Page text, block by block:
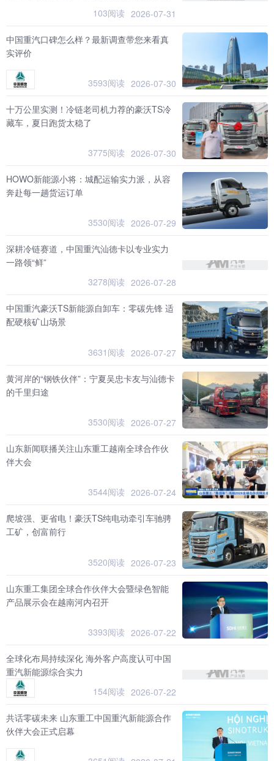
103阅读 2026-07-31
中国重汽口碑怎么样？最新调查带您来看真
实评价
3593阅读 2026-07-30
十万公里实测！冷链老司机力荐的豪沃TS冷
藏车，夏日跑货太稳了
3775阅读 2026-07-30
HOWO新能源小将：城配运输实力派，从容
奔赴每一趟货运订单
3530阅读 2026-07-29
深耕冷链赛道，中国重汽汕德卡以专业实力
一路领“鲜”
3278阅读 2026-07-28
中国重汽豪沃TS新能源自卸车：零碳先锋 适
配硬核矿山场景
3631阅读 2026-07-27
黄河岸的“钢铁伙伴”：宁夏吴忠卡友与汕德卡
的千里归途
3530阅读 2026-07-27
山东新闻联播关注山东重工越南全球合作伙
伴大会
3544阅读 2026-07-24
爬坡强、更省电！豪沃TS纯电动牵引车驰骋
工矿，创富前行
3520阅读 2026-07-23
山东重工集团全球合作伙伴大会暨绿色智能
产品展示会在越南河内召开
3393阅读 2026-07-22
全球化布局持续深化 海外客户高度认可中国
重汽新能源综合实力
154阅读 2026-07-22
共话零碳未来 山东重工中国重汽新能源合作
伙伴大会正式启幕